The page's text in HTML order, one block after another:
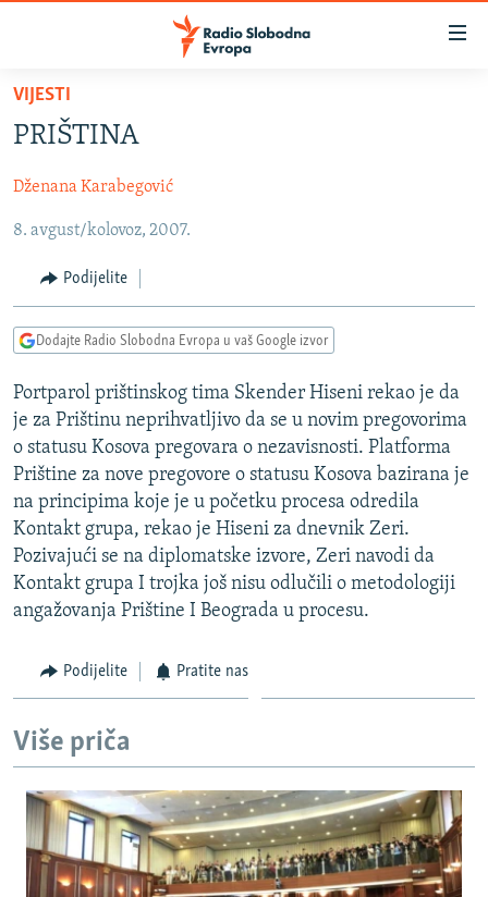
Pređite
glavni
Pređite
na
navigaciju
Pređite
na
pretragu
VIJESTI
SRBIJA
KOSOVO
CRNA GORA
VIZUELNO
VIDEO
FOTOGALERIJE
INFOGRAFIKE
PODCASTI
RAT U UKRAJINI
KINA NA BALKANU
RSE PRIČE IZ SVIJETA
ISPRIČAJ MI
DNEVNO@RSE
SPECIJALI RSE
VIŠE OD NASLOVA
GENOCID U SREBRENICI
POPLAVE I KLIZIŠTA U BIH 2024.
TV LIBERTY
MOJA EVROPA
TRI DECENIJE OD RATA U BIH
Sve RFE/RL stranice
VIJESTI
PRIŠTINA
Dženana Karabegović
8. avgust/kolovoz, 2007.
Podijelite
Dodajte Radio Slobodna Evropa u vaš Google izvor
Portparol prištinskog tima Skender Hiseni rekao je da
je za Prištinu neprihvatljivo da se u novim pregovorima
o statusu Kosova pregovara o nezavisnosti. Platforma
Prištine za nove pregovore o statusu Kosova bazirana je
na principima koje je u početku procesa odredila
Kontakt grupa, rekao je Hiseni za dnevnik Zeri.
Pozivajući se na diplomatske izvore, Zeri navodi da
Kontakt grupa I trojka još nisu odlučili o metodologiji
angažovanja Prištine I Beograda u procesu.
Podijelite Pratite nas
Više priča